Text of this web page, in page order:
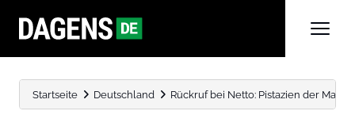
Startseite Deutschland Rückruf bei Netto: Pistazien der